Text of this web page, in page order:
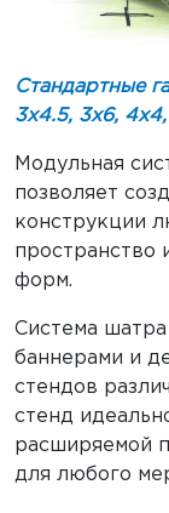
Стандартные
3х4.5, 3х6,
Модульная
позволяет
конструкции
пространство
форм.
Система
баннерами и
стендов
стенд
расширяемой
для любого